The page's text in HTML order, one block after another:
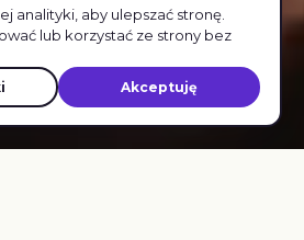
analityki, aby ulepszać stronę.
lub korzystać ze strony bez
Akceptuję